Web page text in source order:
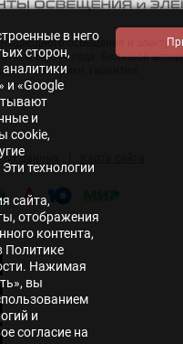
освещения и
с 2014 года. Большой
и электрики, гарантии.
данных
в него
сторон,
и «Google
и
cookie,
технологии
сайта,
отображения
контента,
Политике
Нажимая
вы
и
согласие на